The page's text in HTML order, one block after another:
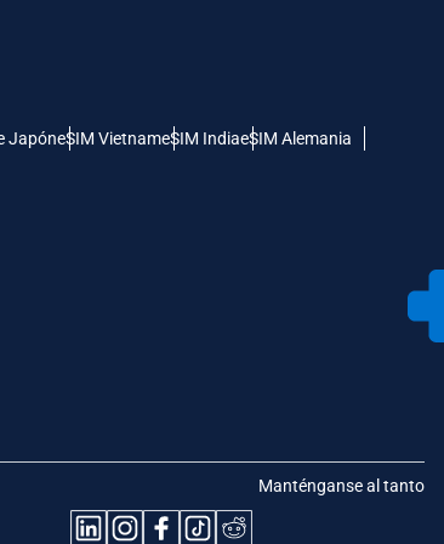
JapóneSIM VietnameSIM IndiaeSIM Alemania
Manténganse al tanto